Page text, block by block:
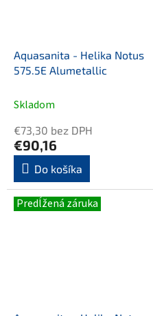
Aquasanita - Helika Notus
575.5E Alumetallic
Skladom
€73,30 bez DPH
€90,16
Do košíka
Predĺžená záruka